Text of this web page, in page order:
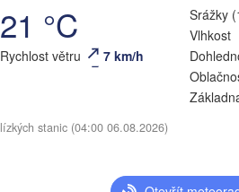
21 °C
Rychlost větru 7 km/h
Srážky
Vlhkost
stanic (04:00 06.08.2026)
Баранавічы
(Baranavičy)
Рівне
(Pinsk)